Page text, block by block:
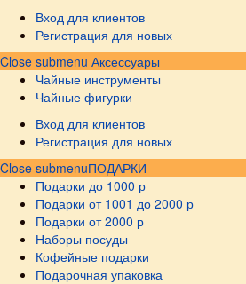
Вход для клиентов
Регистрация для новых
Close submenu Аксессуары
Чайные инструменты
Чайные фигурки
Вход для клиентов
Регистрация для новых
Close submenuПОДАРКИ
Подарки до 1000 р
Подарки от 1001 до 2000 р
Подарки от 2000 р
Наборы посуды
Кофейные подарки
Подарочная упаковка